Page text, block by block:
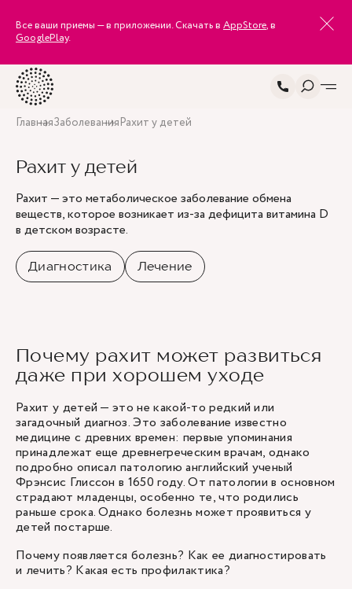
Все ваши приемы — в приложении. Скачать в AppStore, в
GooglePlay.
ГлавнаяЗаболеванияРахит у детей
Рахит у детей
Рахит — это метаболическое заболевание обмена
веществ, которое возникает из-за дефицита витамина D
в детском возрасте.
Диагностика Лечение
Почему рахит может развиться
даже при хорошем уходе
Рахит у детей — это не какой-то редкий или
загадочный диагноз. Это заболевание известно
медицине с древних времен: первые упоминания
принадлежат еще древнегреческим врачам, однако
подробно описал патологию английский ученый
Фрэнсис Глиссон в 1650 году. От патологии в основном
страдают младенцы, особенно те, что родились
раньше срока. Однако болезнь может проявиться у
детей постарше.
Почему появляется болезнь? Как ее диагностировать
и лечить? Какая есть профилактика?